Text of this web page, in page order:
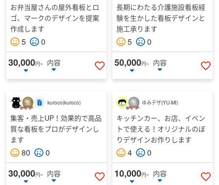
お弁当屋さんの屋外看板とロ
ゴ、マークのデザインを提案
作成します
5 0
30,000円~
内容
いいねする
長期にわたる介護施設看板経
験を生かした看板デザインと
施工承ります
5 0
50,000円~
内容
い
kuroco(kuroco)
集客・売上UP！効果的で高品
質な看板をプロがデザインし
ます
80 0
30,000円~
内容
いいねする
ゆみデザ(YU-MI)
キッチンカー、お店、イベン
トで使える！オリジナルのぼ
りデザインお作りします
4 0
10,000円~
内容
い